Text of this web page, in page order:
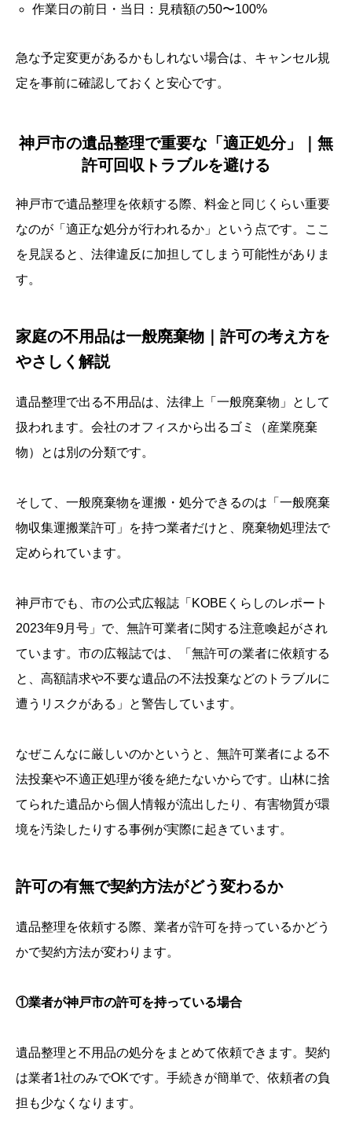
作業日の前日・当日：見積額の50〜100%
急な予定変更があるかもしれない場合は、キャンセル規
定を事前に確認しておくと安心です。
神戸市の遺品整理で重要な「適正処分」｜無
許可回収トラブルを避ける
神戸市で遺品整理を依頼する際、料金と同じくらい重要
なのが「適正な処分が行われるか」という点です。ここ
を見誤ると、法律違反に加担してしまう可能性がありま
す。
家庭の不用品は一般廃棄物｜許可の考え方を
やさしく解説
遺品整理で出る不用品は、法律上「一般廃棄物」として
扱われます。会社のオフィスから出るゴミ（産業廃棄
物）とは別の分類です。
そして、一般廃棄物を運搬・処分できるのは「一般廃棄
物収集運搬業許可」を持つ業者だけと、廃棄物処理法で
定められています。
神戸市でも、市の公式広報誌「KOBEくらしのレポート
2023年9月号」で、無許可業者に関する注意喚起がされ
ています。市の広報誌では、「無許可の業者に依頼する
と、高額請求や不要な遺品の不法投棄などのトラブルに
遭うリスクがある」と警告しています。
なぜこんなに厳しいのかというと、無許可業者による不
法投棄や不適正処理が後を絶たないからです。山林に捨
てられた遺品から個人情報が流出したり、有害物質が環
境を汚染したりする事例が実際に起きています。
許可の有無で契約方法がどう変わるか
遺品整理を依頼する際、業者が許可を持っているかどう
かで契約方法が変わります。
①業者が神戸市の許可を持っている場合
遺品整理と不用品の処分をまとめて依頼できます。契約
は業者1社のみでOKです。手続きが簡単で、依頼者の負
担も少なくなります。